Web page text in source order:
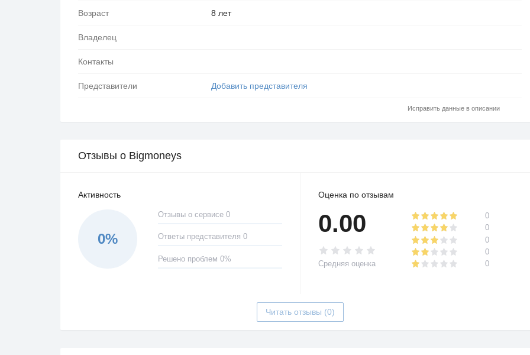
Возраст 8 лет
Владелец
Контакты
Представители Добавить представителя
Исправить данные в описании
Отзывы о Bigmoneys
Активность
0%
Отзывы о сервисе 0
Ответы представителя 0
Решено проблем 0%
Оценка по отзывам
0.00
Средняя оценка
0
0
0
0
0
Читать отзывы (0)